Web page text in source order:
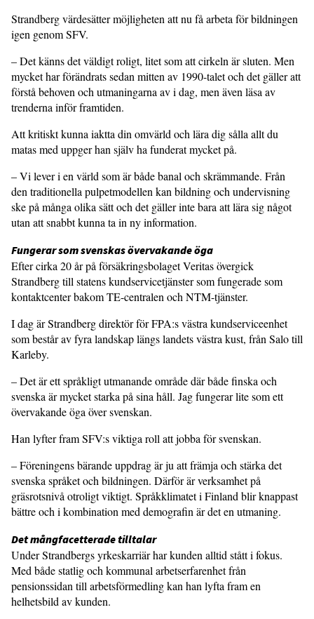
Strandberg värdesätter möjligheten att nu få arbeta för bildningen
igen genom SFV.
– Det känns det väldigt roligt, litet som att cirkeln är sluten. Men
mycket har förändrats sedan mitten av 1990-talet och det gäller att
förstå behoven och utmaningarna av i dag, men även läsa av
trenderna inför framtiden.
Att kritiskt kunna iaktta din omvärld och lära dig sålla allt du
matas med uppger han själv ha funderat mycket på.
– Vi lever i en värld som är både banal och skrämmande. Från
den traditionella pulpetmodellen kan bildning och undervisning
ske på många olika sätt och det gäller inte bara att lära sig något
utan att snabbt kunna ta in ny information.
Fungerar som svenskas övervakande öga
Efter cirka 20 år på försäkringsbolaget Veritas övergick
Strandberg till statens kundservicetjänster som fungerade som
kontaktcenter bakom TE-centralen och NTM-tjänster.
I dag är Strandberg direktör för FPA:s västra kundserviceenhet
som består av fyra landskap längs landets västra kust, från Salo till
Karleby.
– Det är ett språkligt utmanande område där både finska och
svenska är mycket starka på sina håll. Jag fungerar lite som ett
övervakande öga över svenskan.
Han lyfter fram SFV:s viktiga roll att jobba för svenskan.
– Föreningens bärande uppdrag är ju att främja och stärka det
svenska språket och bildningen. Därför är verksamhet på
gräsrotsnivå otroligt viktigt. Språkklimatet i Finland blir knappast
bättre och i kombination med demografin är det en utmaning.
Det mångfacetterade tilltalar
Under Strandbergs yrkeskarriär har kunden alltid stått i fokus.
Med både statlig och kommunal arbetserfarenhet från
pensionssidan till arbetsförmedling kan han lyfta fram en
helhetsbild av kunden.